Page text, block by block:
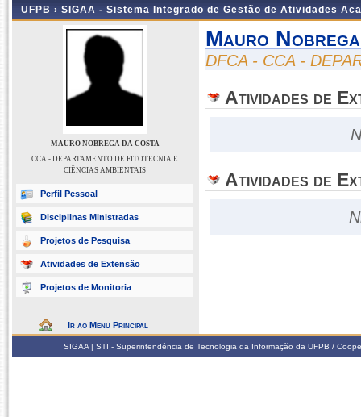
UFPB › SIGAA - Sistema Integrado de Gestão de Atividades
MAURO NOBREGA DA COSTA
CCA - DEPARTAMENTO DE FITOTECNIA E
CIÊNCIAS AMBIENTAIS
Perfil Pessoal
Disciplinas Ministradas
Projetos de Pesquisa
Atividades de Extensão
Projetos de Monitoria
Ir ao Menu Principal
Mauro
DFCA - CCA -
Atividades de
Atividades de
SIGAA | STI - Superintendência de Tecnologia da Informação da UFPB /